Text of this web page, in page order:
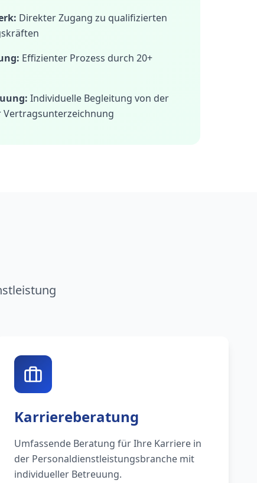
Direkter Zugang zu qualifizierten
Effizienter Prozess durch 20+
Individuelle Begleitung von der
Vertragsunterzeichnung
Karriereberatung
Umfassende Beratung für Ihre Karriere in
der Personaldienstleistungsbranche mit
individueller Betreuung.